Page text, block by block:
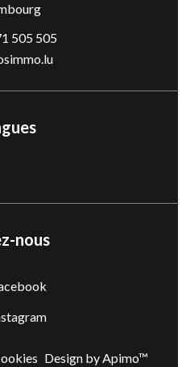
505 505
nous
Design byApimo™